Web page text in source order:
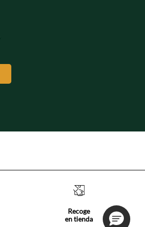
Recoge
en tienda